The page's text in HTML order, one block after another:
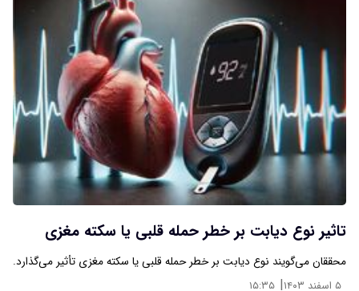
تاثیر نوع دیابت بر خطر حمله قلبی یا سکته مغزی
محققان می‌گویند نوع دیابت بر خطر حمله قلبی یا سکته مغزی تأثیر می‌گذارد.
۵ اسفند ۱۴۰۳ | ۱۵:۳۵